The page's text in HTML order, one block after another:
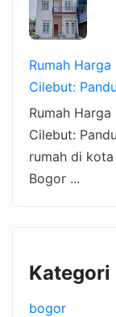
Rumah
Cilebut:
Rumah
Cilebut:
rumah di
Bogor ...
Kategori
bogor